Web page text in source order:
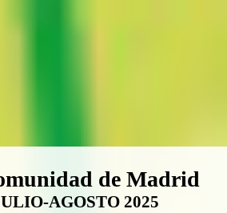
Comunidad de
de Madrid
AGOSTO 2025